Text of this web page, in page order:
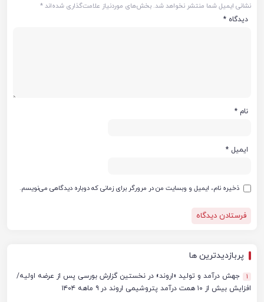
نشانی ایمیل شما منتشر نخواهد شد. بخش‌های موردنیاز علامت‌گذاری شده‌اند*
دیدگاه *
نام *
ایمیل *
ذخیره نام، ایمیل و وبسایت من در مرورگر برای زمانی که دوباره دیدگاهی می‌نویسم.
پربازدیدترین ها
1
جهش درآمد و تولید «اروند» در نخستین گزارش بورسی پس از عرضه اولیه/
افزایش بیش از ۱۰ همت درآمد پتروشیمی اروند در ۹ ماهه ۱۴۰۴